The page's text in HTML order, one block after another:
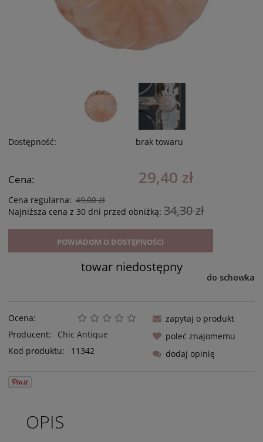
Dostępność: brak towaru
Cena: 29,40 zł
Cena regularna: 49,00 zł
Najniższa cena z 30 dni przed obniżką: 34,30 zł
POWIADOM O DOSTĘPNOŚCI
towar niedostępny
do schowka
Ocena:
Producent:
Chic Antique
Kod produktu:
11342
zapytaj o produkt
poleć znajomemu
dodaj opinię
OPIS